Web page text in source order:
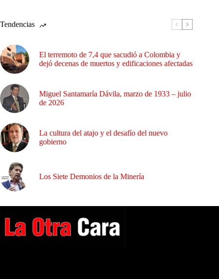
Tendencias
El terremoto de 7,4 que sacudió a Colombia y
dejó decenas de muertos y edificaciones afectadas
Miguel Santamaría Dávila, marzo de 1933 – julio
de 2026
La cultura del atajo y el desafío del nuevo
gobierno
Los Siete Demonios de la Minería